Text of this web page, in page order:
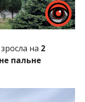
на 2
пальне